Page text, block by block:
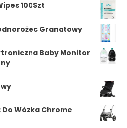
100Szt
Granatowy
Baby Monitor
Wózka Chrome